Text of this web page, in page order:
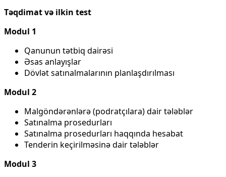
Təqdimat və ilkin test
Modul 1
Qanunun tətbiq dairəsi
Əsas anlayışlar
Dövlət satınalmalarının planlaşdırılması
Modul 2
Malgöndərənlərə (podratçılara) dair tələblər
Satınalma prosedurları
Satınalma prosedurları haqqında hesabat
Tenderin keçirilməsinə dair tələblər
Modul 3